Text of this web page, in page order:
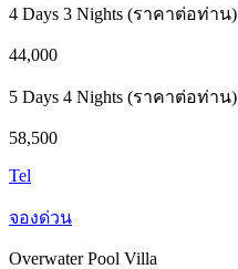
4 Days 3 Nights (ราคาต่อท่าน)
44,000
5 Days 4 Nights (ราคาต่อท่าน)
58,500
Tel
จองด่วน
Overwater Pool Villa